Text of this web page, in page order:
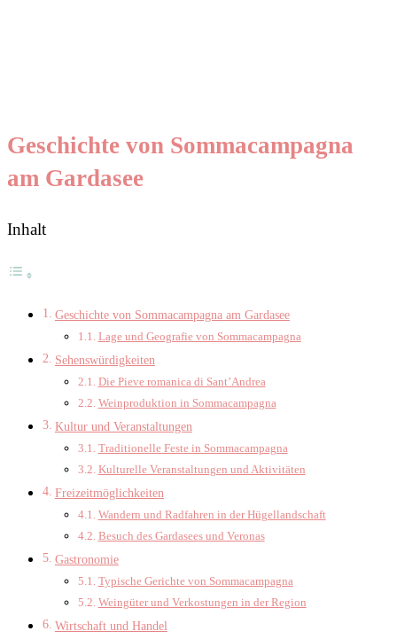
Geschichte von Sommacampagna
am Gardasee
Inhalt
Geschichte von Sommacampagna am Gardasee
Lage und Geografie von Sommacampagna
Sehenswürdigkeiten
Die Pieve romanica di Sant’Andrea
Weinproduktion in Sommacampagna
Kultur und Veranstaltungen
Traditionelle Feste in Sommacampagna
Kulturelle Veranstaltungen und Aktivitäten
Freizeitmöglichkeiten
Wandern und Radfahren in der Hügellandschaft
Besuch des Gardasees und Veronas
Gastronomie
Typische Gerichte von Sommacampagna
Weingüter und Verkostungen in der Region
Wirtschaft und Handel